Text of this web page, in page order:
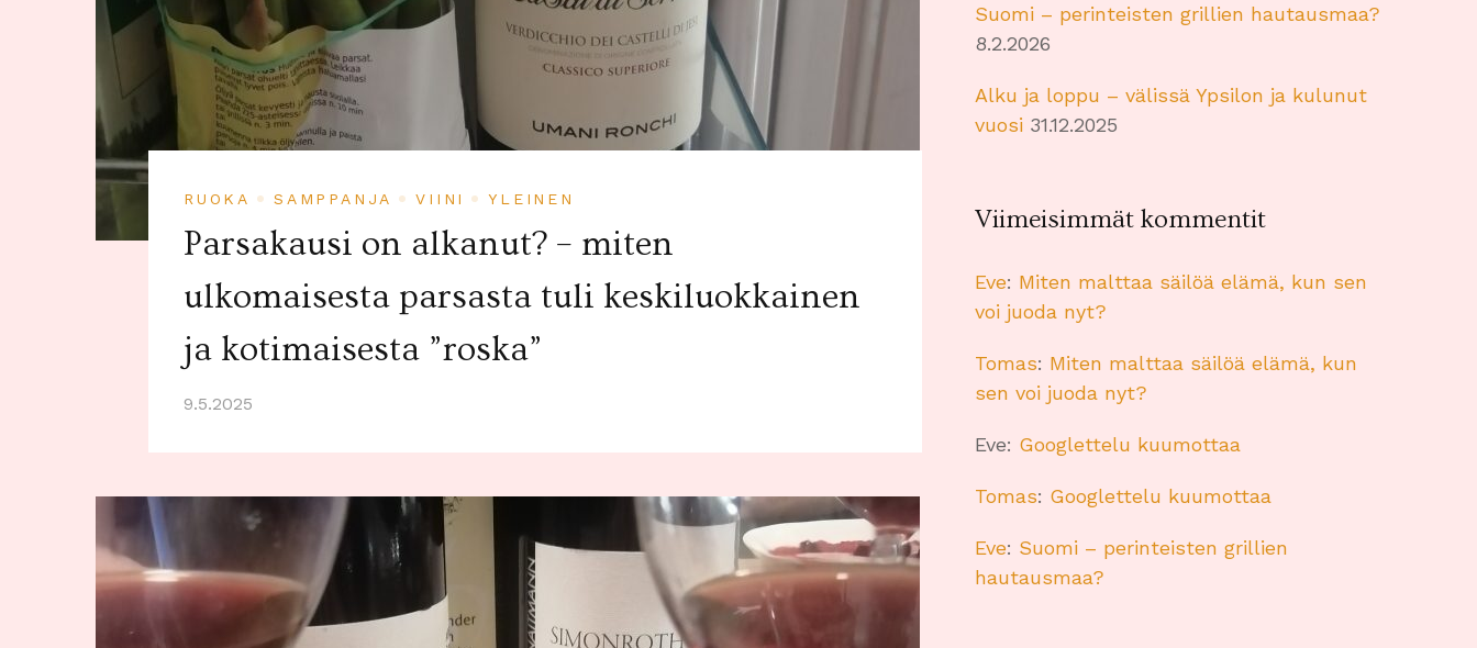
RUOKA SAMPPANJA VIINI YLEINEN
Parsakausi on alkanut? – miten
ulkomaisesta parsasta tuli keskiluokkainen
ja kotimaisesta ”roska”
9.5.2025
Suomi – perinteisten grillien hautausmaa?
8.2.2026
Alku ja loppu – välissä Ypsilon ja kulunut
vuosi 31.12.2025
Viimeisimmät kommentit
Eve: Miten malttaa säilöä elämä, kun sen
voi juoda nyt?
Tomas: Miten malttaa säilöä elämä, kun
sen voi juoda nyt?
Eve: Googlettelu kuumottaa
Tomas: Googlettelu kuumottaa
Eve: Suomi – perinteisten grillien
hautausmaa?